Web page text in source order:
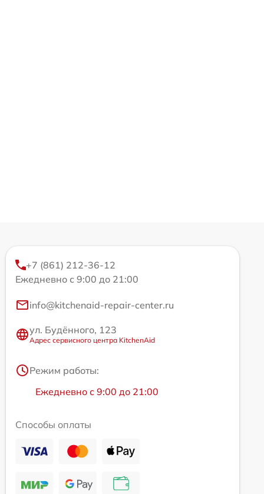
+7 (861) 212-36-12
Ежедневно с 9:00 до 21:00
info@kitchenaid-repair-center.ru
ул. Будённого, 123
Адрес сервисного центра KitchenAid
Режим работы:
Ежедневно с 9:00 до 21:00
Способы оплаты